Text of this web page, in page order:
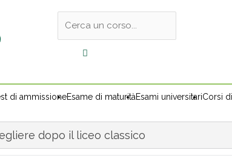
di ammissioneEsame di maturitàEsami universitariCorsi
dopo il liceo classico